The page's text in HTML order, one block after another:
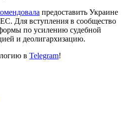
предоставить Украине
Для вступления в сообщество
по усилению судебной
и деолигархизацию.
в Telegram!